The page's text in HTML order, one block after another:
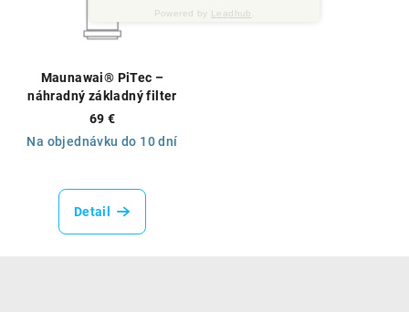
Maunawai® PiTec –
náhradný základný filter
69 €
Na objednávku do 10 dní
hodnotenie
produktu
Detail
Powered by Leadhub .